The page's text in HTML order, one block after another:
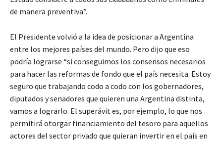
de manera preventiva”.
El Presidente volvió a la idea de posicionar a Argentina
entre los mejores países del mundo. Pero dijo que eso
podría lograrse “si conseguimos los consensos necesarios
para hacer las reformas de fondo que el país necesita. Estoy
seguro que trabajando codo a codo con los gobernadores,
diputados y senadores que quieren una Argentina distinta,
vamos a lograrlo. El superávit es, por ejemplo, lo que nos
permitirá otorgar financiamiento del tesoro para aquellos
actores del sector privado que quieran invertir en el país en